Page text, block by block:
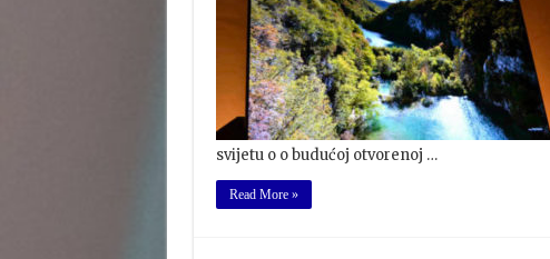
svijetu o o budućoj otvorenoj …
Read More »